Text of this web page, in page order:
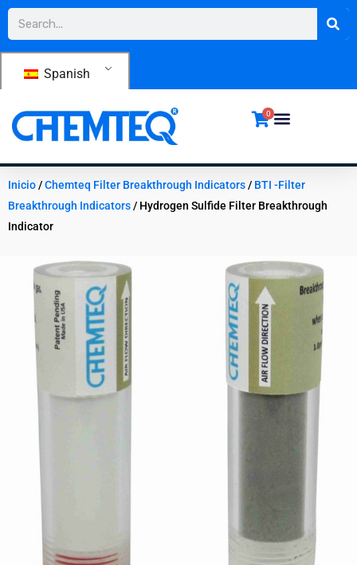
contenido
Buscar
Spanish
0
Inicio/Chemteq Filter Breakthrough Indicators/ BTI -Filter
Breakthrough Indicators/ Hydrogen Sulfide Filter Breakthrough
Indicator